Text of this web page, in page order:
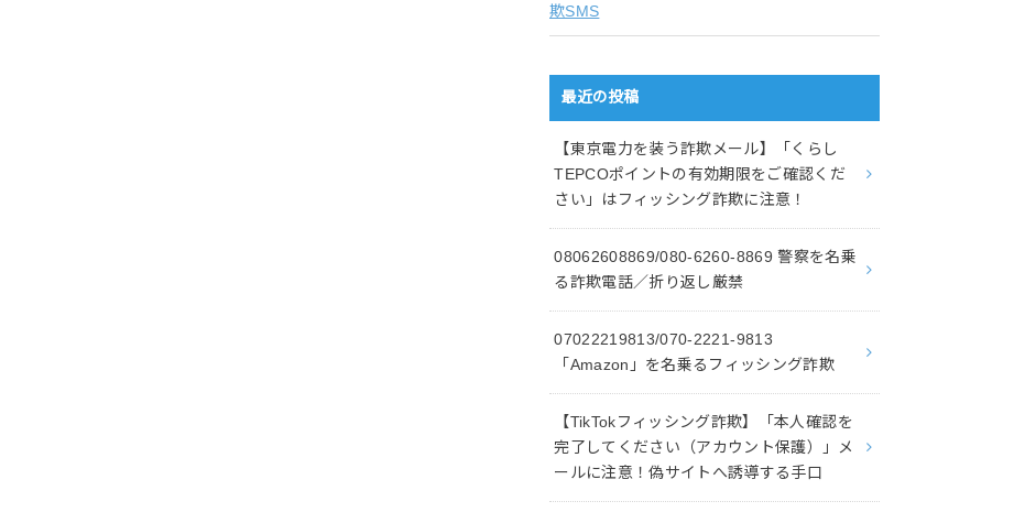
欺SMS
最近の投稿
【東京電力を装う詐欺メール】「くらし
TEPCOポイントの有効期限をご確認くだ
さい」はフィッシング詐欺に注意！
08062608869/080-6260-8869 警察を名乗
る詐欺電話／折り返し厳禁
07022219813/070-2221-9813
「Amazon」を名乗るフィッシング詐欺
【TikTokフィッシング詐欺】「本人確認を
完了してください（アカウント保護）」メ
ールに注意！偽サイトへ誘導する手口